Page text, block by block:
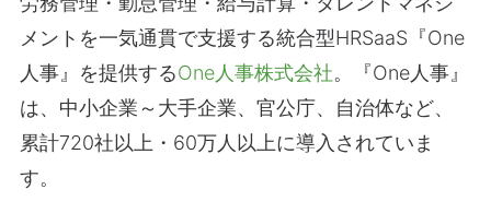
メントを一気通貫で支援する統合型HRSaaS『One
人事』を提供するOne人事株式会社。『One人事』
は、中小企業～大手企業、官公庁、自治体など、
累計720社以上・60万人以上に導入されていま
す。